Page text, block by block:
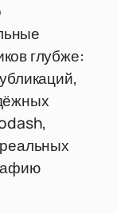
глубже: